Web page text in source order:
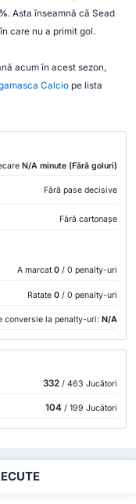
. Asta înseamnă că Sead
în care nu a primit gol.
acum în acest sezon,
Calciope lista
N/A minute (Fără goluri)
Fără pase decisive
Fără cartonașe
A marcat 0 / 0 penalty-uri
Ratate 0 / 0 penalty-uri
conversie la penalty-uri: N/A
332/ 463 Jucători
104/ 199 Jucători